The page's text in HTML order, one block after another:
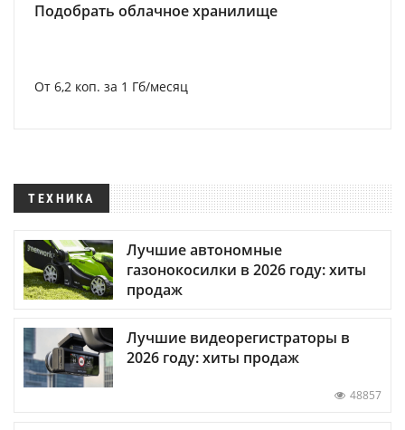
Подобрать облачное хранилище
От 6,2 коп. за 1 Гб/месяц
ТЕХНИКА
Лучшие автономные
газонокосилки в 2026 году: хиты
продаж
Лучшие видеорегистраторы в
2026 году: хиты продаж
48857